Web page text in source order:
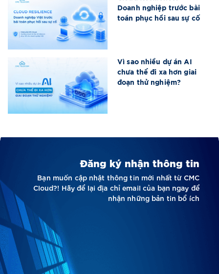
Doanh nghiệp trước bài
toán phục hồi sau sự cố
Vì sao nhiều dự án AI
chưa thể đi xa hơn giai
đoạn thử nghiệm?
Đăng ký nhận thông tin
Bạn muốn cập nhật thông tin mới nhất từ CMC
Cloud?! Hãy để lại địa chỉ email của bạn ngay để
nhận những bản tin bổ ích